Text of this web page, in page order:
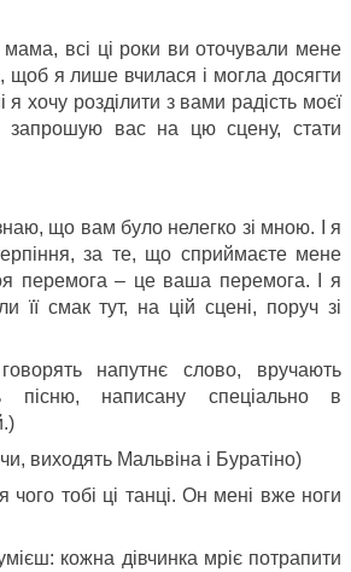
мама, всі ці роки ви оточували мене
щоб я лише вчилася і могла досягти
я хочу розділити з вами радість моєї
запрошую вас на цю сцену, стати
що вам було нелегко зі мною. І я
за те, що сприймаєте мене
перемога – це ваша перемога. І я
її смак тут, на цій сцені, поруч зі
напутнє слово, вручають
пісню, написану спеціально в
виходять Мальвіна і Буратіно)
чого тобі ці танці. Он мені вже ноги
кожна дівчинка мріє потрапити